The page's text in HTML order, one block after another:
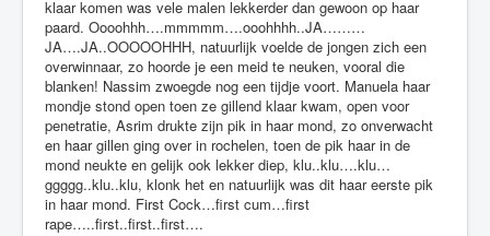
klaar komen was vele malen lekkerder dan gewoon op haar
paard. Oooohhh….mmmmm….ooohhhh..JA………
JA….JA..OOOOOHHH, natuurlijk voelde de jongen zich een
overwinnaar, zo hoorde je een meid te neuken, vooral die
blanken! Nassim zwoegde nog een tijdje voort. Manuela haar
mondje stond open toen ze gillend klaar kwam, open voor
penetratie, Asrim drukte zijn pik in haar mond, zo onverwacht
en haar gillen ging over in rochelen, toen de pik haar in de
mond neukte en gelijk ook lekker diep, klu..klu….klu…
ggggg..klu..klu, klonk het en natuurlijk was dit haar eerste pik
in haar mond. First Cock…first cum…first
rape…..first..first..first….